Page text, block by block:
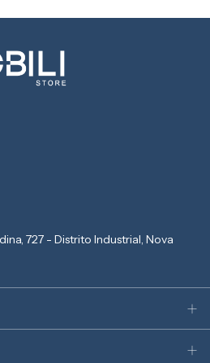
727 - Distrito Industrial, Nova